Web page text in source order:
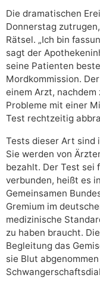
Die dramatischen
Donnerstag
Rätsel. „Ich bin
sagt der
seine Patienten
Mordkommission.
einem Arzt,
Probleme mit einer
Test rechtzeitig
Tests dieser Art sind
Sie werden von
bezahlt. Der Test sei
verbunden, heißt es
Gemeinsamen
Gremium im
medizinische
zu haben braucht.
Begleitung das
sie Blut